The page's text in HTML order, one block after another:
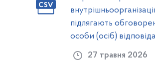
підлягають
особи (осіб)
27 травня 2026